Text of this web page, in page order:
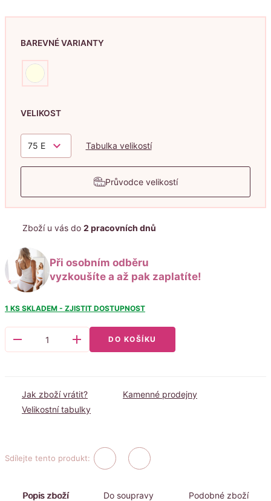
BAREVNÉ VARIANTY
VELIKOST
75 E keyboard_arrow_down Tabulka velikostí
Průvodce velikostí
Zboží u vás do 2 pracovních dnů
Při osobním odběru
vyzkoušíte a až pak zaplatíte!
1 KS SKLADEM - ZJISTIT DOSTUPNOST
remove add DO KOŠÍKU
Jak zboží vrátit?
Kamenné prodejny
Velikostní tabulky
Sdílejte tento produkt:
Popis zboží Do soupravy Podobné zboží